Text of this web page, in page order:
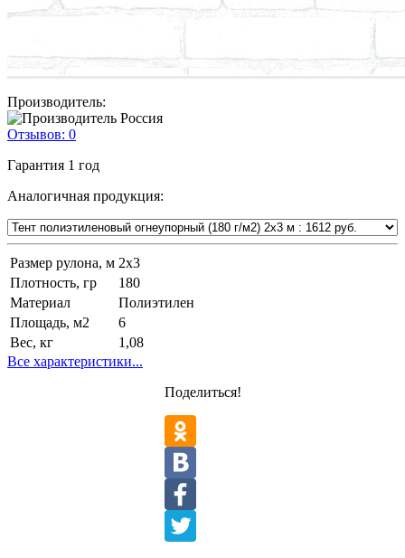
Производитель:
Отзывов: 0
Гарантия 1 год
Аналогичная продукция:
Размер рулона, м 2х3
Плотность, гр
180
Материал
Полиэтилен
Площадь, м2
6
Вес, кг
1,08
Все характеристики...
Поделиться!